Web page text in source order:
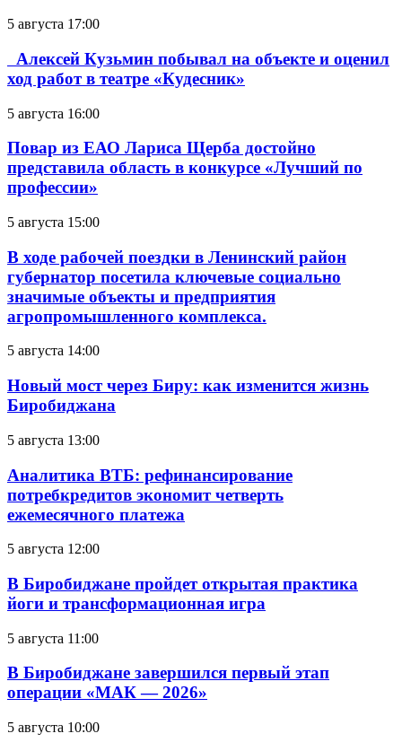
5 августа 17:00
Алексей Кузьмин побывал на объекте и оценил
ход работ в театре «Кудесник»
5 августа 16:00
Повар из ЕАО Лариса Щерба достойно
представила область в конкурсе «Лучший по
профессии»
5 августа 15:00
В ходе рабочей поездки в Ленинский район
губернатор посетила ключевые социально
значимые объекты и предприятия
агропромышленного комплекса.
5 августа 14:00
Новый мост через Биру: как изменится жизнь
Биробиджана
5 августа 13:00
Аналитика ВТБ: рефинансирование
потребкредитов экономит четверть
ежемесячного платежа
5 августа 12:00
В Биробиджане пройдет открытая практика
йоги и трансформационная игра
5 августа 11:00
В Биробиджане завершился первый этап
операции «МАК — 2026»
5 августа 10:00